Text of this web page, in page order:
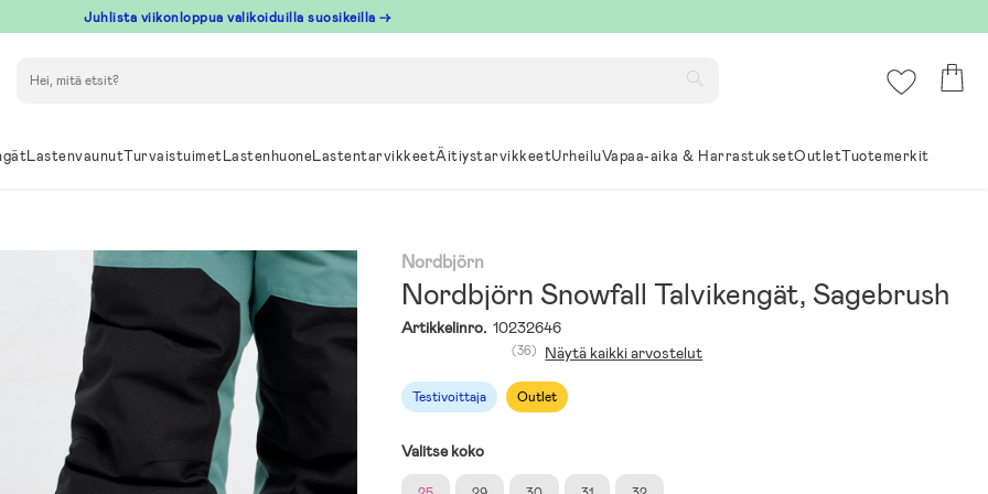
Juhlista viikonloppua valikoiduilla suosikeilla →
LastenvaunutTurvaistuimetLastenhuoneLastentarvikkeetÄitiystarvikkeetUrheiluVapaa-aika & HarrastuksetOutletTuotemerkit
Nordbjörn
Nordbjörn Snowfall Talvikengät, Sagebrush
Artikkelinro. 10232646
Testivoittaja Outlet
(36) Näytä kaikki arvostelut
Valitse koko